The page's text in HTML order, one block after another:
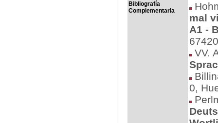
Bibliografía
Complementaria
mal
A1 -
VV.
0,